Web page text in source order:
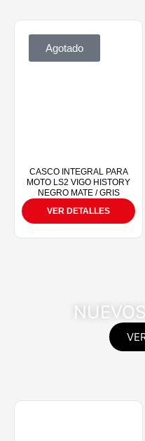
Agotado
CASCO INTEGRAL PARA
MOTO LS2 VIGO HISTORY
NEGRO MATE / GRIS
VER DETALLES
NUEVOS